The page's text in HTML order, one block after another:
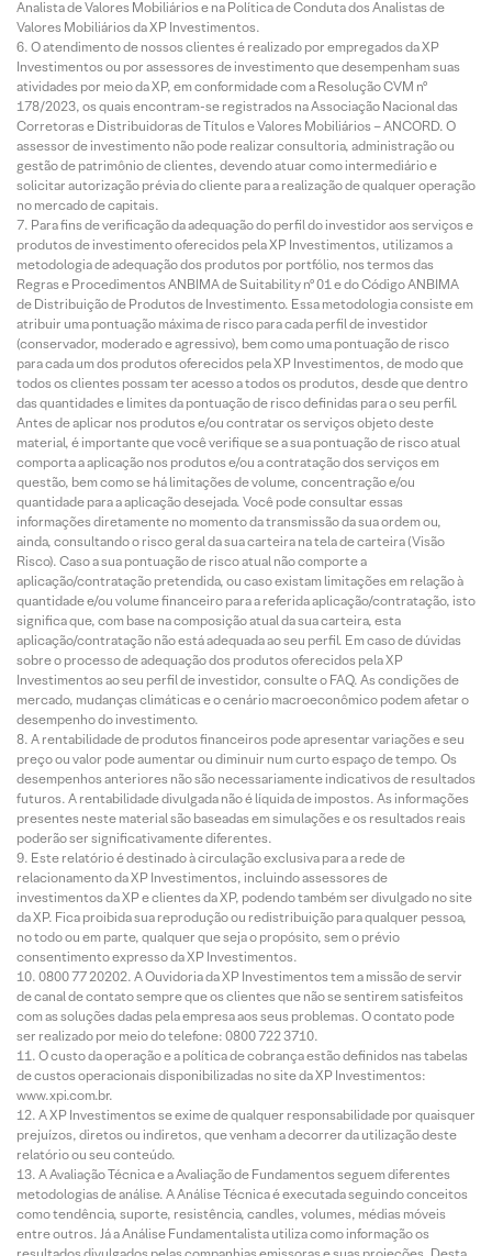
Analista de Valores Mobiliários e na Política de Conduta dos Analistas de
Valores Mobiliários da XP Investimentos.
O atendimento de nossos clientes é realizado por empregados da XP
Investimentos ou por assessores de investimento que desempenham suas
atividades por meio da XP, em conformidade com a Resolução CVM nº
178/2023, os quais encontram-se registrados na Associação Nacional das
Corretoras e Distribuidoras de Títulos e Valores Mobiliários – ANCORD. O
assessor de investimento não pode realizar consultoria, administração ou
gestão de patrimônio de clientes, devendo atuar como intermediário e
solicitar autorização prévia do cliente para a realização de qualquer operação
no mercado de capitais.
Para fins de verificação da adequação do perfil do investidor aos serviços e
produtos de investimento oferecidos pela XP Investimentos, utilizamos a
metodologia de adequação dos produtos por portfólio, nos termos das
Regras e Procedimentos ANBIMA de Suitability nº 01 e do Código ANBIMA
de Distribuição de Produtos de Investimento. Essa metodologia consiste em
atribuir uma pontuação máxima de risco para cada perfil de investidor
(conservador, moderado e agressivo), bem como uma pontuação de risco
para cada um dos produtos oferecidos pela XP Investimentos, de modo que
todos os clientes possam ter acesso a todos os produtos, desde que dentro
das quantidades e limites da pontuação de risco definidas para o seu perfil.
Antes de aplicar nos produtos e/ou contratar os serviços objeto deste
material, é importante que você verifique se a sua pontuação de risco atual
comporta a aplicação nos produtos e/ou a contratação dos serviços em
questão, bem como se há limitações de volume, concentração e/ou
quantidade para a aplicação desejada. Você pode consultar essas
informações diretamente no momento da transmissão da sua ordem ou,
ainda, consultando o risco geral da sua carteira na tela de carteira (Visão
Risco). Caso a sua pontuação de risco atual não comporte a
aplicação/contratação pretendida, ou caso existam limitações em relação à
quantidade e/ou volume financeiro para a referida aplicação/contratação, isto
significa que, com base na composição atual da sua carteira, esta
aplicação/contratação não está adequada ao seu perfil. Em caso de dúvidas
sobre o processo de adequação dos produtos oferecidos pela XP
Investimentos ao seu perfil de investidor, consulte o FAQ. As condições de
mercado, mudanças climáticas e o cenário macroeconômico podem afetar o
desempenho do investimento.
A rentabilidade de produtos financeiros pode apresentar variações e seu
preço ou valor pode aumentar ou diminuir num curto espaço de tempo. Os
desempenhos anteriores não são necessariamente indicativos de resultados
futuros. A rentabilidade divulgada não é líquida de impostos. As informações
presentes neste material são baseadas em simulações e os resultados reais
poderão ser significativamente diferentes.
Este relatório é destinado à circulação exclusiva para a rede de
relacionamento da XP Investimentos, incluindo assessores de
investimentos da XP e clientes da XP, podendo também ser divulgado no site
da XP. Fica proibida sua reprodução ou redistribuição para qualquer pessoa,
no todo ou em parte, qualquer que seja o propósito, sem o prévio
consentimento expresso da XP Investimentos.
0800 77 20202. A Ouvidoria da XP Investimentos tem a missão de servir
de canal de contato sempre que os clientes que não se sentirem satisfeitos
com as soluções dadas pela empresa aos seus problemas. O contato pode
ser realizado por meio do telefone: 0800 722 3710.
O custo da operação e a política de cobrança estão definidos nas tabelas
de custos operacionais disponibilizadas no site da XP Investimentos:
www.xpi.com.br.
A XP Investimentos se exime de qualquer responsabilidade por quaisquer
prejuízos, diretos ou indiretos, que venham a decorrer da utilização deste
relatório ou seu conteúdo.
A Avaliação Técnica e a Avaliação de Fundamentos seguem diferentes
metodologias de análise. A Análise Técnica é executada seguindo conceitos
como tendência, suporte, resistência, candles, volumes, médias móveis
entre outros. Já a Análise Fundamentalista utiliza como informação os